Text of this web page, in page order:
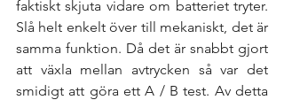
faktiskt skjuta vidare om batteriet tryter.
Slå helt enkelt över till mekaniskt, det är
samma funktion. Då det är snabbt gjort
att växla mellan avtrycken så var det
smidigt att göra ett A / B test. Av detta